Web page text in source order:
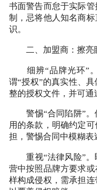
书面警告而怠于实际
制，忌将他人知名商
识。
二、加盟商：擦亮
细辨“品牌光环”。
谓“授权”的真实性、
整的授权文件，并可通
警惕“合同陷阱”。
用的条款，明确约定
担，警惕合同中模糊表
重视“法律风险”。
营中按照品牌方要求
样构成侵权，需承担